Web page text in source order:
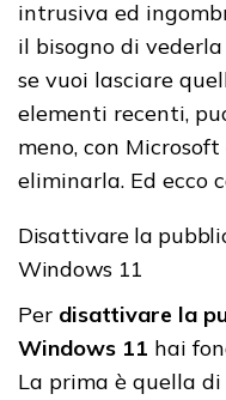
intrusiva ed
il bisogno di
se vuoi lasciare
elementi recenti,
meno, con
eliminarla. Ed ecco
Disattivare la
Windows 11
Per disattivare la
Windows 11 hai
La prima è quella